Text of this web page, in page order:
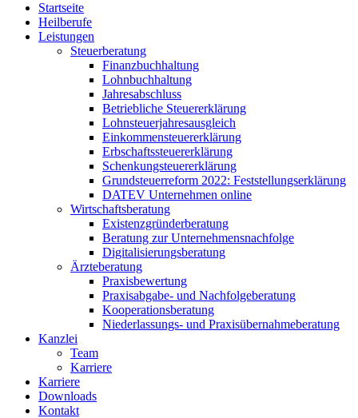
Startseite
Heilberufe
Leistungen
Steuerberatung
Finanzbuchhaltung
Lohnbuchhaltung
Jahresabschluss
Betriebliche Steuererklärung
Lohnsteuerjahresausgleich
Einkommensteuererklärung
Erbschaftssteuererklärung
Schenkungsteuererklärung
Grundsteuerreform 2022: Feststellungserklärung
DATEV Unternehmen online
Wirtschaftsberatung
Existenzgründerberatung
Beratung zur Unternehmensnachfolge
Digitalisierungsberatung
Ärzteberatung
Praxisbewertung
Praxisabgabe- und Nachfolgeberatung
Kooperationsberatung
Niederlassungs- und Praxisübernahmeberatung
Kanzlei
Team
Karriere
Karriere
Downloads
Kontakt